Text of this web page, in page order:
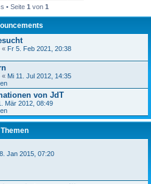
• Seite 1 von 1
« Fr 5. Feb 2021, 20:38
« Mi 11. Jul 2012, 14:35
von JdT
Mär 2012, 08:49
Themen
Jan 2015, 07:20